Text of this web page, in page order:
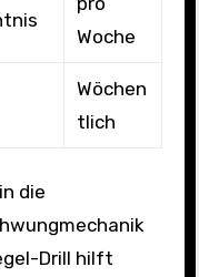
Woche
Wöchen
tlich
die
Drill hilft